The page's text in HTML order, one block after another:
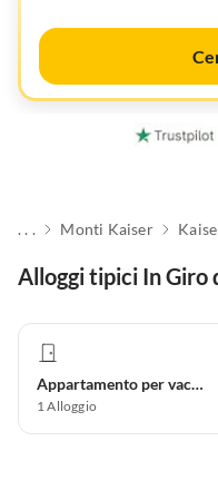
. . . Monti Kaiser
Alloggi tipici In Giro
Appartamento per vacanze
1Alloggio